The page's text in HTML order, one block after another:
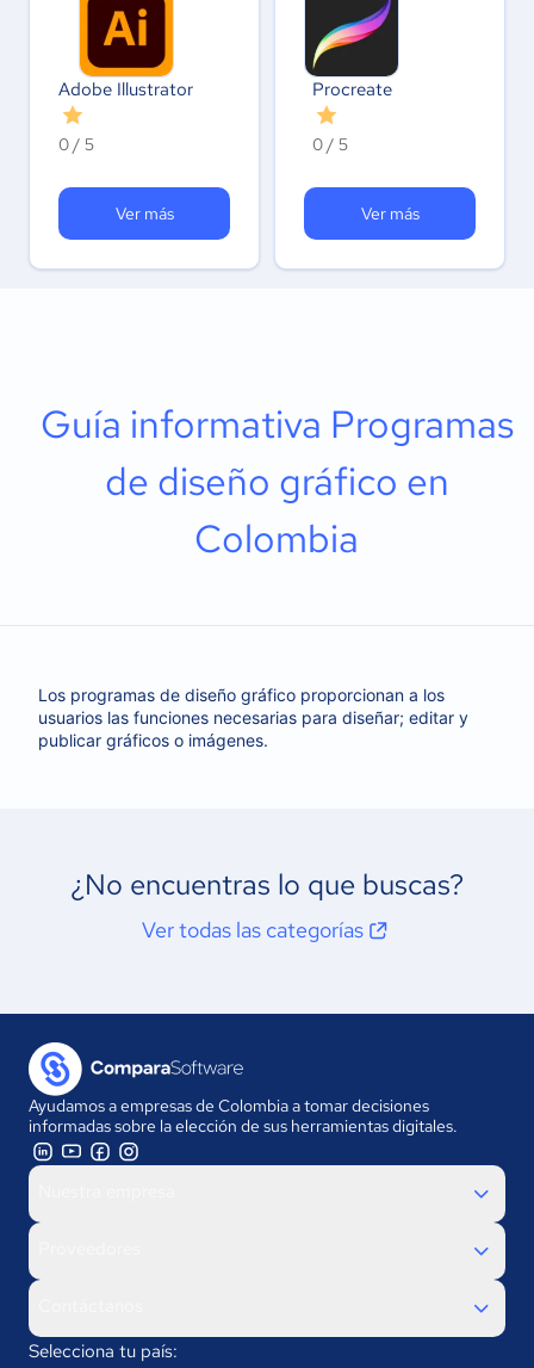
Adobe Illustrator
0 / 5
Ver más
Procreate
0 / 5
Ver más
Guía informativa Programas
de diseño gráfico en
Colombia
Los programas de diseño gráfico proporcionan a los
usuarios las funciones necesarias para diseñar; editar y
publicar gráficos o imágenes.
¿No encuentras lo que buscas?
Ver todas las categorías
Ayudamos a empresas de Colombia a tomar decisiones
informadas sobre la elección de sus herramientas digitales.
Selecciona tu país: